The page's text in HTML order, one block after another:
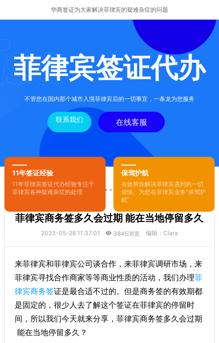
华商签证为大家解决菲律宾的疑难杂症的问题
菲律宾签证代办
不管您在国内那个城市入境菲律宾后的一切事宜，一条龙为您服务
联系我们 在线客服
11年签证经验
11年菲律宾签证代办经验专注于
菲律宾各种疑难杂症的处理
保驾护航
有效帮你解决菲律宾遇到的一切
烦恼。为您在菲律宾业务“保驾护
航”
您的位置：首页-菲律宾签证代办- 正文
菲律宾商务签多久会过期 能在当地停留多久
2023-05-28 11:37:01 3845浏览 编辑：Clara
来菲律宾和菲律宾公司谈合作，来菲律宾调研市场，来
菲律宾寻找合作商家等等商业性质的活动，我们办理菲
律宾商务签证是最合适不过的。但是商务签的有效期都
是固定的，很少人去了解这个签证在菲律宾的停留时
间，所以我们今天就来分享，菲律宾商务签多久会过期
能在当地停留多久？